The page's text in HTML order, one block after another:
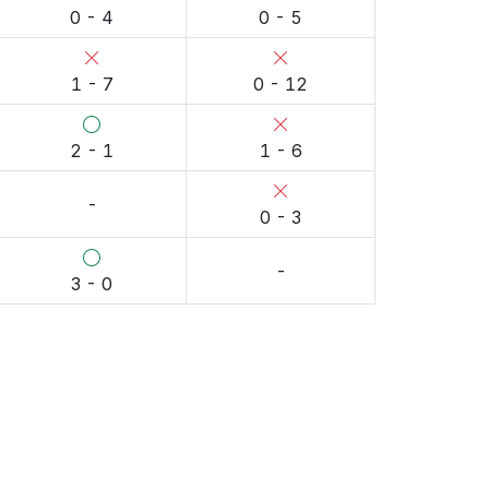
0 - 4 0 - 5
1 - 7 0 - 12
2 - 1 1 - 6
-
0 - 3
3 - 0
-